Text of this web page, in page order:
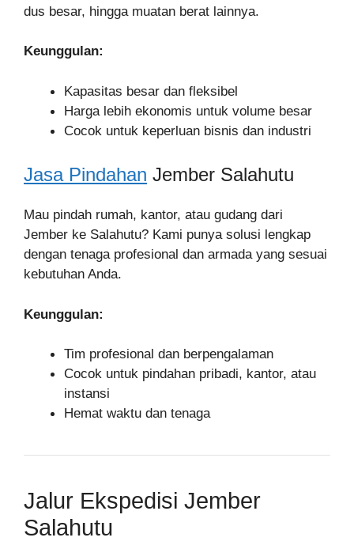
dus besar, hingga muatan berat lainnya.
Keunggulan:
Kapasitas besar dan fleksibel
Harga lebih ekonomis untuk volume besar
Cocok untuk keperluan bisnis dan industri
Jasa Pindahan Jember Salahutu
Mau pindah rumah, kantor, atau gudang dari
Jember ke Salahutu? Kami punya solusi lengkap
dengan tenaga profesional dan armada yang sesuai
kebutuhan Anda.
Keunggulan:
Tim profesional dan berpengalaman
Cocok untuk pindahan pribadi, kantor, atau
instansi
Hemat waktu dan tenaga
Jalur Ekspedisi Jember
Salahutu